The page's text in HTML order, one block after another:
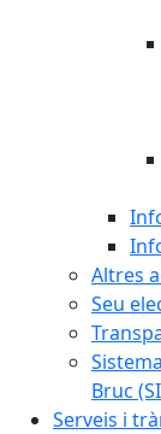
Altres
Seu
Bruc
Serveis i